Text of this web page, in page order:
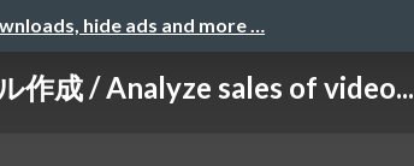
hide ads and more …
作成 / Analyze sales of video...